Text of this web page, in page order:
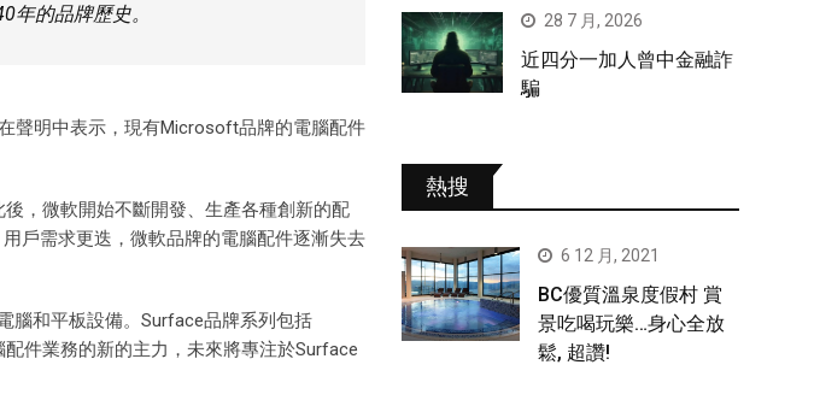
的品牌歷史。
聲明中表示，現有Microsoft品牌的電腦配件
，微軟開始不斷開發、生產各種創新的配
戶需求更迭，微軟品牌的電腦配件逐漸失去
腦和平板設備。Surface品牌系列包括
件業務的新的主力，未來將專注於Surface
28 7 月, 2026
近四分一加人曾中金融詐
騙
熱搜
6 12 月, 2021
BC優質溫泉度假村 賞
景吃喝玩樂…身心全放
鬆, 超讚!